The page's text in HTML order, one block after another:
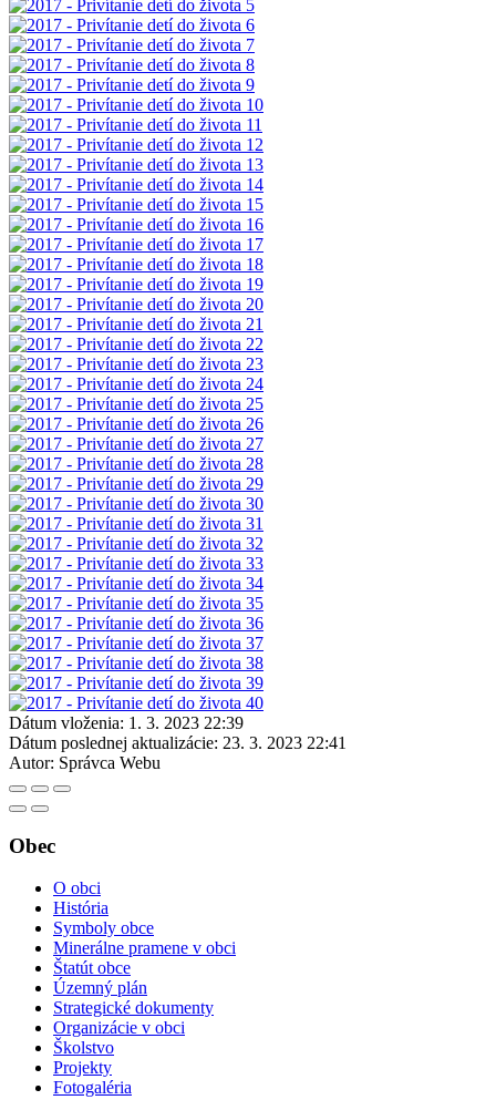
Dátum vloženia: 1. 3. 2023 22:39
Dátum poslednej aktualizácie: 23. 3. 2023 22:41
Autor: Správca Webu
Obec
O obci
História
Symboly obce
Minerálne pramene v obci
Štatút obce
Územný plán
Strategické dokumenty
Organizácie v obci
Školstvo
Projekty
Fotogaléria